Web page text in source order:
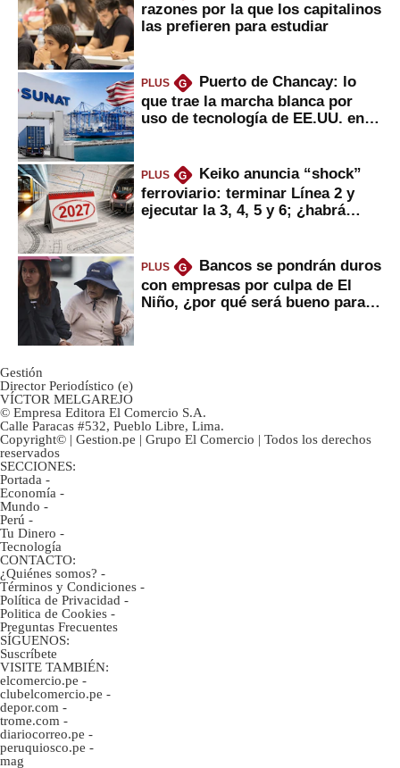
razones por la que los capitalinos
las prefieren para estudiar
PLUS G
Puerto de Chancay: lo
que trae la marcha blanca por
uso de tecnología de EE.UU. en
PLUS G
Keiko anuncia “shock”
ferroviario: terminar Línea 2 y
ejecutar la 3, 4, 5 y 6; ¿habrá
PLUS G
Bancos se pondrán duros
con empresas por culpa de El
Niño, ¿por qué será bueno para
Gestión
Director Periodístico (e)
VÍCTOR MELGAREJO
© Empresa Editora El Comercio S.A.
Calle Paracas #532, Pueblo Libre, Lima.
Copyright© | Gestion.pe | Grupo El Comercio | Todos los derechos
reservados
SECCIONES:
Portada -
Economía -
Mundo -
Perú -
Tu Dinero -
Tecnología
CONTACTO:
¿Quiénes somos? -
Términos y Condiciones -
Política de Privacidad -
Politica de Cookies -
Preguntas Frecuentes
SÍGUENOS:
Suscríbete
VISITE TAMBIÉN:
elcomercio.pe -
clubelcomercio.pe -
depor.com -
trome.com -
diariocorreo.pe -
peruquiosco.pe -
mag